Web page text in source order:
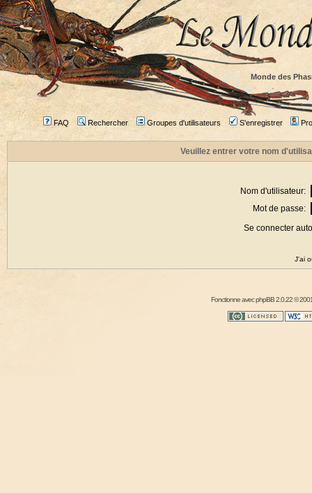
Monde des
FAQ Rechercher Groupes d'utilisateurs S'enregistrer
Veuillez entrer votre nom
Nom d'utilisateur:
Mot de passe:
Se connecter
J'ai
Fonctionne avecphpBB2.0.22 ©